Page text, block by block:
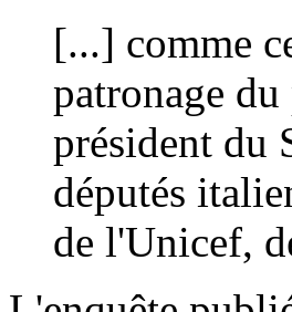
[...] comme
patronage
président du
députés
de l'Unicef,